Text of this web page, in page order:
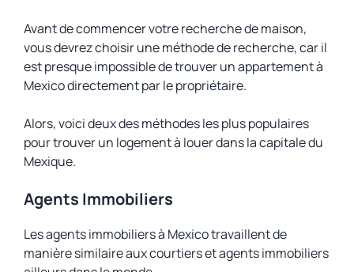
Avant de commencer votre recherche de maison,
vous devrez choisir une méthode de recherche, car il
est presque impossible de trouver un appartement à
Mexico directement par le propriétaire.
Alors, voici deux des méthodes les plus populaires
pour trouver un logement à louer dans la capitale du
Mexique.
Agents Immobiliers
Les agents immobiliers à Mexico travaillent de
manière similaire aux courtiers et agents immobiliers